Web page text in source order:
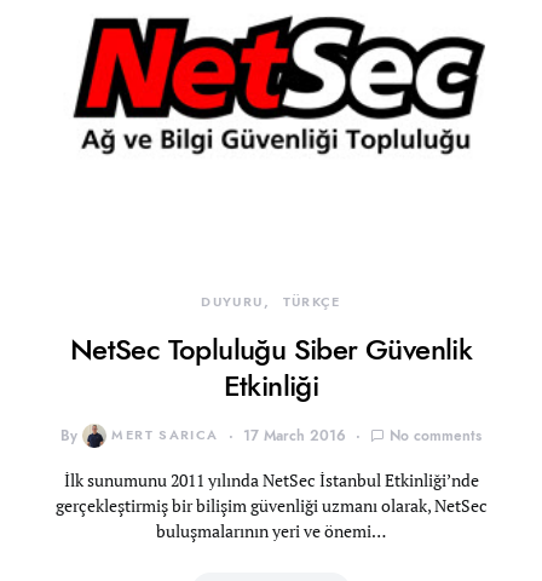
DUYURU TÜRKÇE
NetSec Topluluğu Siber Güvenlik
Etkinliği
By MERT SARICA 17 March 2016 No comments
İlk sunumunu 2011 yılında NetSec İstanbul Etkinliği’nde
gerçekleştirmiş bir bilişim güvenliği uzmanı olarak, NetSec
buluşmalarının yeri ve önemi…